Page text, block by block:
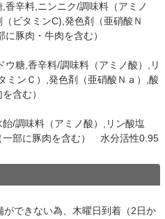
辛料,ニンニク/調味料（アミノ
ビタミンC),発色剤（亜硝酸Ｎ
豚肉・牛肉を含む）
糖,香辛料/調味料（アミノ酸）,リ
ミンＣ）,発色剤（亜硝酸Ｎａ）,酸
含む）
/調味料（アミノ酸）,リン酸塩
一部に豚肉を含む） 水分活性0.95
できない為、木曜日到着（2日か